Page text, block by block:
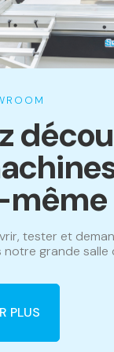
tester et
grande salle
PLUS